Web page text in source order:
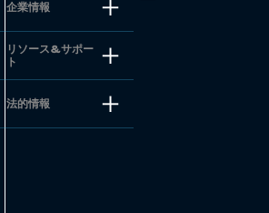
企業情報
リソース&サポー
ト
法的情報